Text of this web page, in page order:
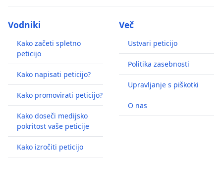
Vodniki
Kako začeti spletno
peticijo
Kako napisati peticijo?
Kako promovirati peticijo?
Kako doseči medijsko
pokritost vaše peticije
Kako izročiti peticijo
Več
Ustvari peticijo
Politika zasebnosti
Upravljanje s piškotki
O nas